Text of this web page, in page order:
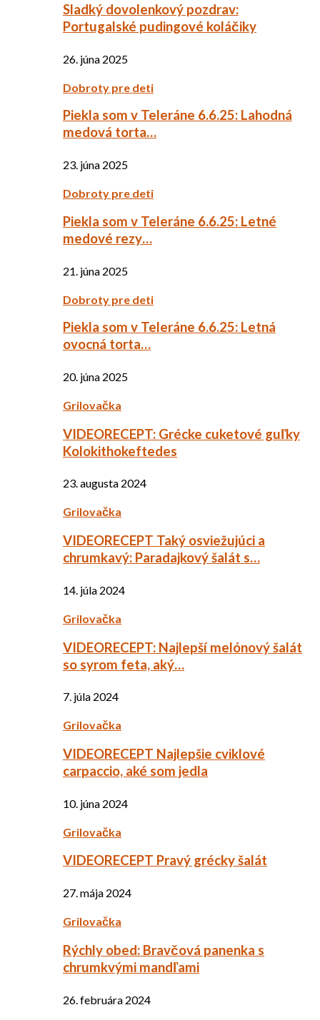
Sladký dovolenkový pozdrav:
Portugalské pudingové koláčiky
26. júna 2025
Dobroty pre deti
Piekla som v Teleráne 6.6.25: Lahodná
medová torta…
23. júna 2025
Dobroty pre deti
Piekla som v Teleráne 6.6.25: Letné
medové rezy…
21. júna 2025
Dobroty pre deti
Piekla som v Teleráne 6.6.25: Letná
ovocná torta…
20. júna 2025
Grilovačka
VIDEORECEPT: Grécke cuketové guľky
Kolokithokeftedes
23. augusta 2024
Grilovačka
VIDEORECEPT Taký osviežujúci a
chrumkavý: Paradajkový šalát s…
14. júla 2024
Grilovačka
VIDEORECEPT: Najlepší melónový šalát
so syrom feta, aký…
7. júla 2024
Grilovačka
VIDEORECEPT Najlepšie cviklové
carpaccio, aké som jedla
10. júna 2024
Grilovačka
VIDEORECEPT Pravý grécky šalát
27. mája 2024
Grilovačka
Rýchly obed: Bravčová panenka s
chrumkvými mandľami
26. februára 2024